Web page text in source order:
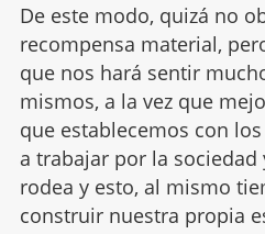
De este modo, quizá no
recompensa material,
que nos hará sentir
mismos, a la vez que
que establecemos con
a trabajar por la sociedad
rodea y esto, al mismo
construir nuestra propia